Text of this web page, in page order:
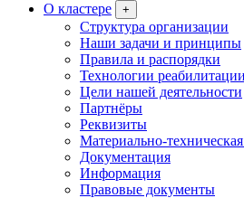
О кластере
+
Структура организации
Наши задачи и принципы
Правила и распорядки
Технологии
Цели нашей деятельности
Партнёры
Реквизиты
Материально-техническая
Документация
Информация
Правовые документы